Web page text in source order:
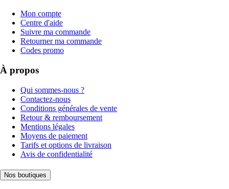
Mon compte
Centre d'aide
Suivre ma commande
Retourner ma commande
Codes promo
À propos
Qui sommes-nous ?
Contactez-nous
Conditions générales de vente
Retour & remboursement
Mentions légales
Moyens de paiement
Tarifs et options de livraison
Avis de confidentialité
Nos boutiques